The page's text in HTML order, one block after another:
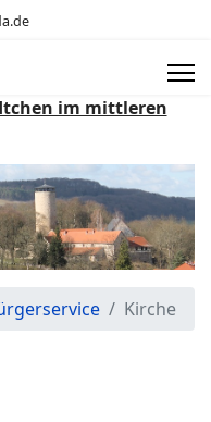
im mittleren
Kirche